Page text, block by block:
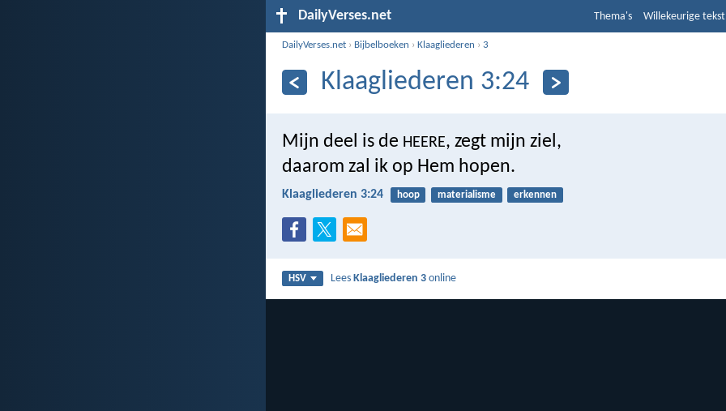
DailyVerses.net Thema's Willekeurige tekst
DailyVerses.net › Bijbelboeken ›Klaagliederen ›3
Klaagliederen 3:24
Mijn deel is de HEERE, zegt mijn ziel,
daarom zal ik op Hem hopen.
Klaagliederen 3:24 hoop materialisme erkennen
HSV LeesKlaagliederen 3 online